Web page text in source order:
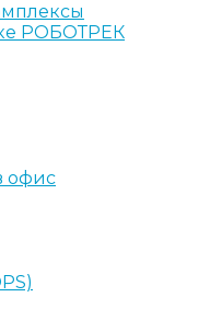
РОБОТРЕК
офис